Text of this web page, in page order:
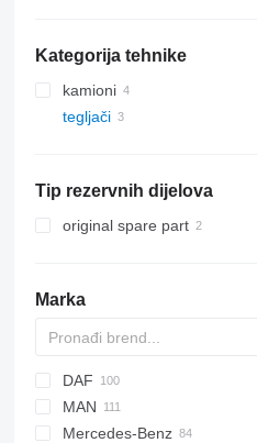
Kategorija tehnike
kamioni
tegljači
Tip rezervnih dijelova
original spare part
Marka
DAF
CF
LF
E-series
F-MAX
EuroCargo
EuroStar
MAN
TGA
Mercedes-Benz